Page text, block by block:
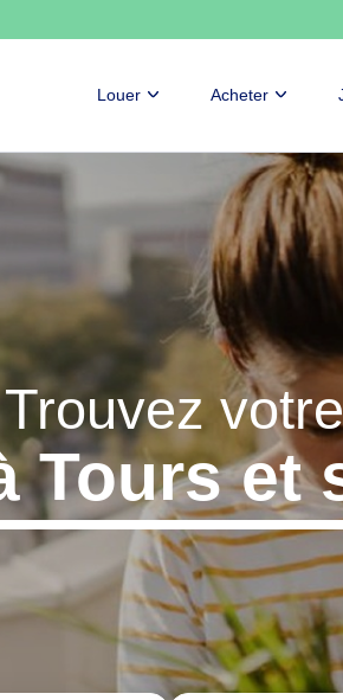
Louer Acheter
Trouvez
Tours et